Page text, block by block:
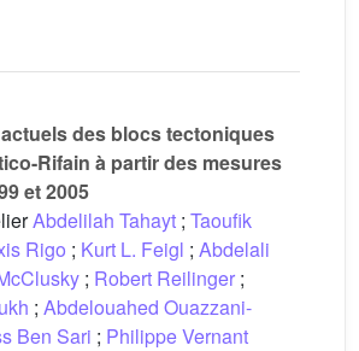
des blocs tectoniques
Rifain à partir des mesures
et 2005
Abdelilah Tahayt ; Taoufik
Rigo ; Kurt L. Feigl ; Abdelali
; Robert Reilinger ;
; Abdelouahed Ouazzani-
Ben Sari ; Philippe Vernant